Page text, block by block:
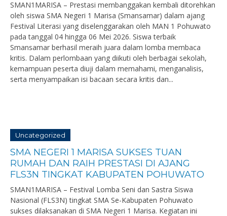
SMAN1MARISA – Prestasi membanggakan kembali ditorehkan
oleh siswa SMA Negeri 1 Marisa (Smansamar) dalam ajang
Festival Literasi yang diselenggarakan oleh MAN 1 Pohuwato
pada tanggal 04 hingga 06 Mei 2026. Siswa terbaik
Smansamar berhasil meraih juara dalam lomba membaca
kritis. Dalam perlombaan yang diikuti oleh berbagai sekolah,
kemampuan peserta diuji dalam memahami, menganalisis,
serta menyampaikan isi bacaan secara kritis dan...
Uncategorized
SMA NEGERI 1 MARISA SUKSES TUAN
RUMAH DAN RAIH PRESTASI DI AJANG
FLS3N TINGKAT KABUPATEN POHUWATO
SMAN1MARISA – Festival Lomba Seni dan Sastra Siswa
Nasional (FLS3N) tingkat SMA Se-Kabupaten Pohuwato
sukses dilaksanakan di SMA Negeri 1 Marisa. Kegiatan ini